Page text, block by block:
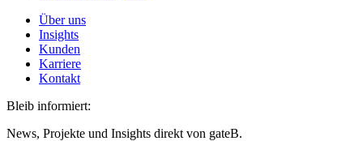
Über uns
Insights
Kunden
Karriere
Kontakt
Bleib informiert:
News, Projekte und Insights direkt von gateB.